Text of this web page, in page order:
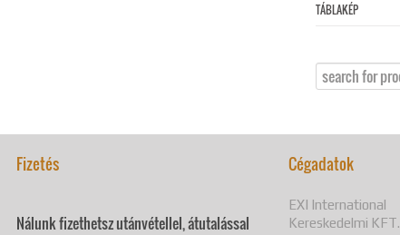
TÁBLAKÉP
Fizetés
Nálunk fizethetsz utánvétellel, átutalással
Cégadatok
EXI International
Kereskedelmi KFT.